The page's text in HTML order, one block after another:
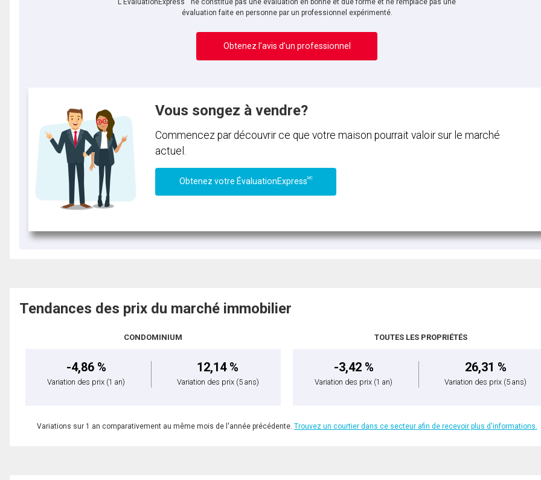
L'ÉvaluationExpress
ne constitue pas une évaluation en bonne et due forme et ne remplace pas une
évaluation faite en personne par un professionnel expérimenté.
Obtenez l’avis d’un professionnel
Vous songez à vendre?
Commencez par découvrir ce que votre maison pourrait valoir sur le marché
actuel.
Obtenez votre ÉvaluationExpressMC
Tendances des prix du marché immobilier
CONDOMINIUM
-4,86 %
Variation des prix (1 an)
12,14 %
Variation des prix (5 ans)
TOUTES LES PROPRIÉTÉS
-3,42 %
Variation des prix (1 an)
26,31 %
Variation des prix (5 ans)
Variations sur 1 an comparativement au même mois de l'année précédente. Trouvez un courtier dans ce secteur afin de recevoir plus d'informations.